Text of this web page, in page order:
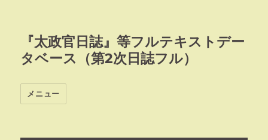
『太政官日誌』等フルテキストデー
タベース（第2次日誌フル）
メニュー